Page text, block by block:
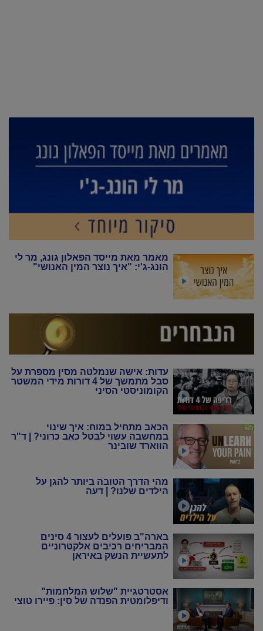
מאמר מאת מייסד הפאלון גונג, מר לי
הונג-ג'י: "איך נוצר המין האנושי"
עדות: אישה שנמלטה מסין מספרת על
סבל מתמשך של 4 דורות מידי המשטר
הקומוניסטי הסיני
הכאב מתחיל במוח: איך שינוי
במחשבה עשוי לבטל כאב כרוני? | ד"ר
הווארד שובינר
מהי הדרך הטובה ביותר להגן על
הילדים שלנו? | דעה
בארה"ב פועלים לעצור 4 סינים
המבריחים רכיבים אלקטרוניים
לתעשיית הנשק באיראן
אסטרטגיית "שלוש המלחמות"
ודיפלומטית הפנדה של סין: פיירו טוצי